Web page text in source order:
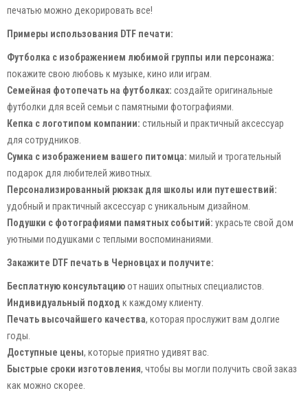
печатью можно декорировать все!
Примеры использования DTF печати:
Футболка с изображением любимой группы или персонажа:
покажите свою любовь к музыке, кино или играм.
Семейная фотопечать на футболках: создайте оригинальные
футболки для всей семьи с памятными фотографиями.
Кепка с логотипом компании: стильный и практичный аксессуар
для сотрудников.
Сумка с изображением вашего питомца: милый и трогательный
подарок для любителей животных.
Персонализированный рюкзак для школы или путешествий:
удобный и практичный аксессуар с уникальным дизайном.
Подушки с фотографиями памятных событий: украсьте свой дом
уютными подушками с теплыми воспоминаниями.
Закажите DTF печать в Черновцах и получите:
Бесплатную консультациюот наших опытных специалистов.
Индивидуальный подход к каждому клиенту.
Печать высочайшего качества, которая прослужит вам долгие
годы.
Доступные цены, которые приятно удивят вас.
Быстрые сроки изготовления, чтобы вы могли получить свой заказ
как можно скорее.